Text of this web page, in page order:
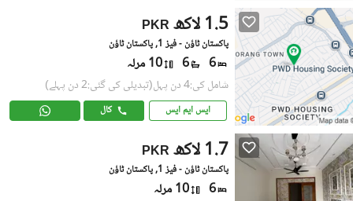
PKR 1.5 لاکھ
پاکستان ٹاؤن - فیز 1, پاکستان ٹاؤن
6
6 10 مرلہ
شامل کی:4 دن پہل (تبدیلی کی گئی:2 دن پہلے)
ایس ایم ایس کال
PKR 1.7 لاکھ
پاکستان ٹاؤن - فیز 1, پاکستان ٹاؤن
6 10 مرلہ